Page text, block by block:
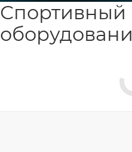
Спортивный